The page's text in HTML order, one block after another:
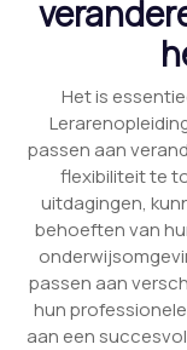
Het is
passen aan
flexibiliteit te
uitdagingen,
behoeften van
passen aan
hun
aan een